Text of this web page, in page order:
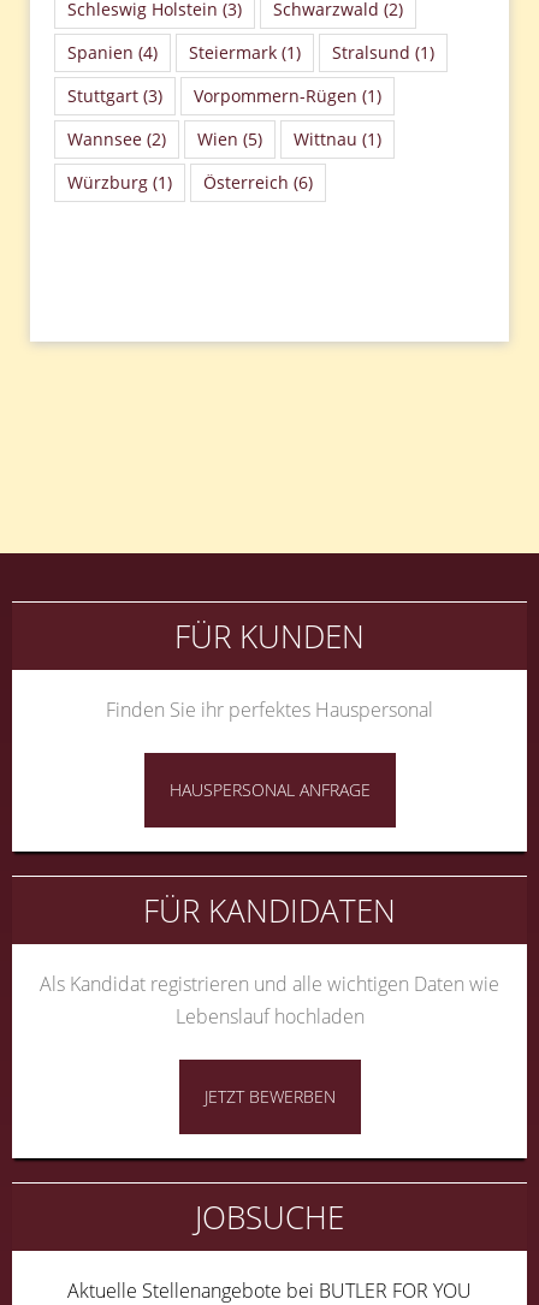
Schleswig Holstein (3) Schwarzwald (2)
Spanien (4) Steiermark (1) Stralsund (1)
Stuttgart (3) Vorpommern-Rügen (1)
Wannsee (2) Wien (5) Wittnau (1)
Würzburg (1) Österreich (6)
FÜR KUNDEN
Finden Sie ihr perfektes Hauspersonal
HAUSPERSONAL ANFRAGE
FÜR KANDIDATEN
Als Kandidat registrieren und alle wichtigen Daten wie
Lebenslauf hochladen
JETZT BEWERBEN
JOBSUCHE
Aktuelle Stellenangebote bei BUTLER FOR YOU